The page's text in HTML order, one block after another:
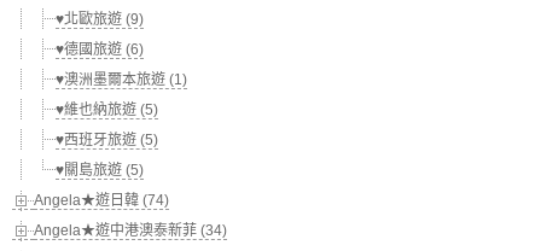
♥北歐旅遊 (9)
♥德國旅遊 (6)
♥澳洲墨爾本旅遊 (1)
♥維也納旅遊 (5)
♥西班牙旅遊 (5)
♥關島旅遊 (5)
Angela★遊日韓 (74)
Angela★遊中港澳泰新菲 (34)